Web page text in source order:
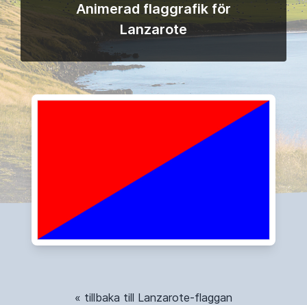
Animerad flaggrafik för
Lanzarote
« tillbaka till Lanzarote-flaggan